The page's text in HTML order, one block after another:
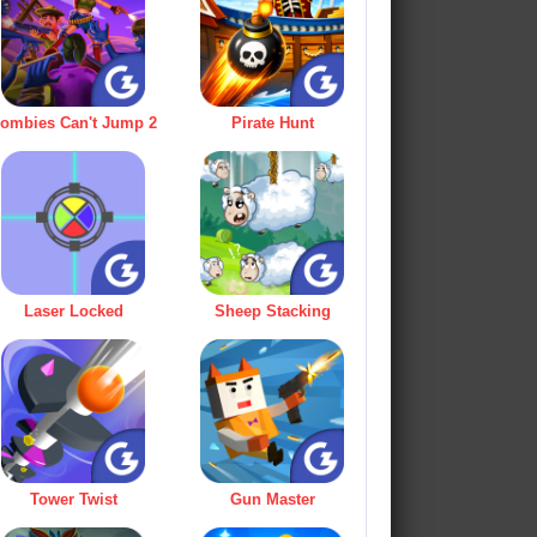
Can't Jump 2 Pirate Hunt
Laser Locked Sheep Stacking
Tower Twist Gun Master